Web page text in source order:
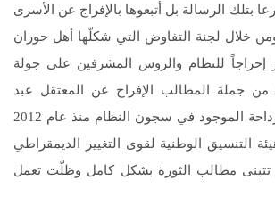
بتلك الرسالة بل أتبعوها بالإفراج عن الأسرى
خلال لجنة التفاوض التي شكلّها أهل حوران
إحراجاً للنظام والروس المشرفين على جولة
من جملة المطالب الإفراج عن المعتقل عبد
العزيز الخير ابن القرداحة الموجود في سجون النظام منذ عام 2012
التنسيق الوطنية لقوى التغيير الديمقراطي
تتبنى مطالب الثورة بشكل كامل وظلّت تعمل